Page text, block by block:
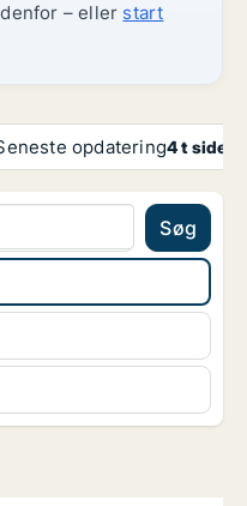
– eller start
opdatering4 t siden
Søg